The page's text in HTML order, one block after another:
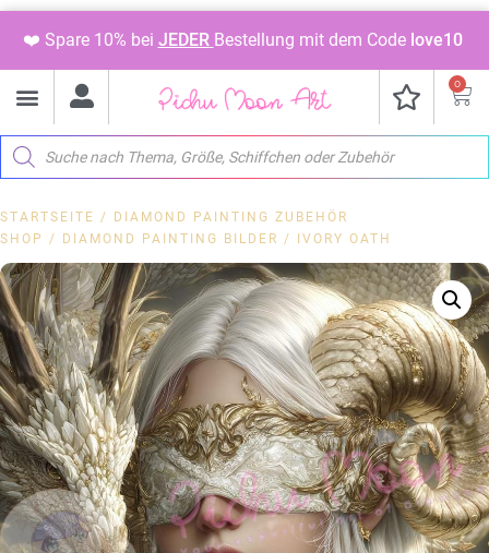
❤️ Spare 10% bei JEDER Bestellung mit dem Code love10
0
STARTSEITE /
DIAMOND PAINTING ZUBEHÖR
SHOP / DIAMOND PAINTING BILDER / IVORY OATH